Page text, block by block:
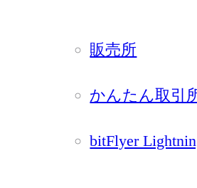
販売所
かんたん取引
bitFlyer